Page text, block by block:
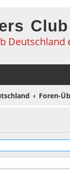
Deutschland
Foren-